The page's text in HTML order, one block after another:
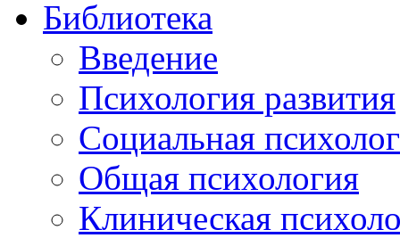
Библиотека
Введение
Психология развития
Социальная
Общая психология
Клиническая